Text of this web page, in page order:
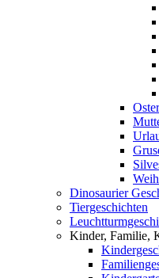
Dinosaurier
Tiergeschichten
Kinder, Familie,